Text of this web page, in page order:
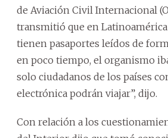
de Aviación Civil Internacional
transmitió que en
tienen pasaportes leídos de
en poco tiempo, el organismo
solo ciudadanos de los países
electrónica podrán viajar”, dijo.
Con relación a los